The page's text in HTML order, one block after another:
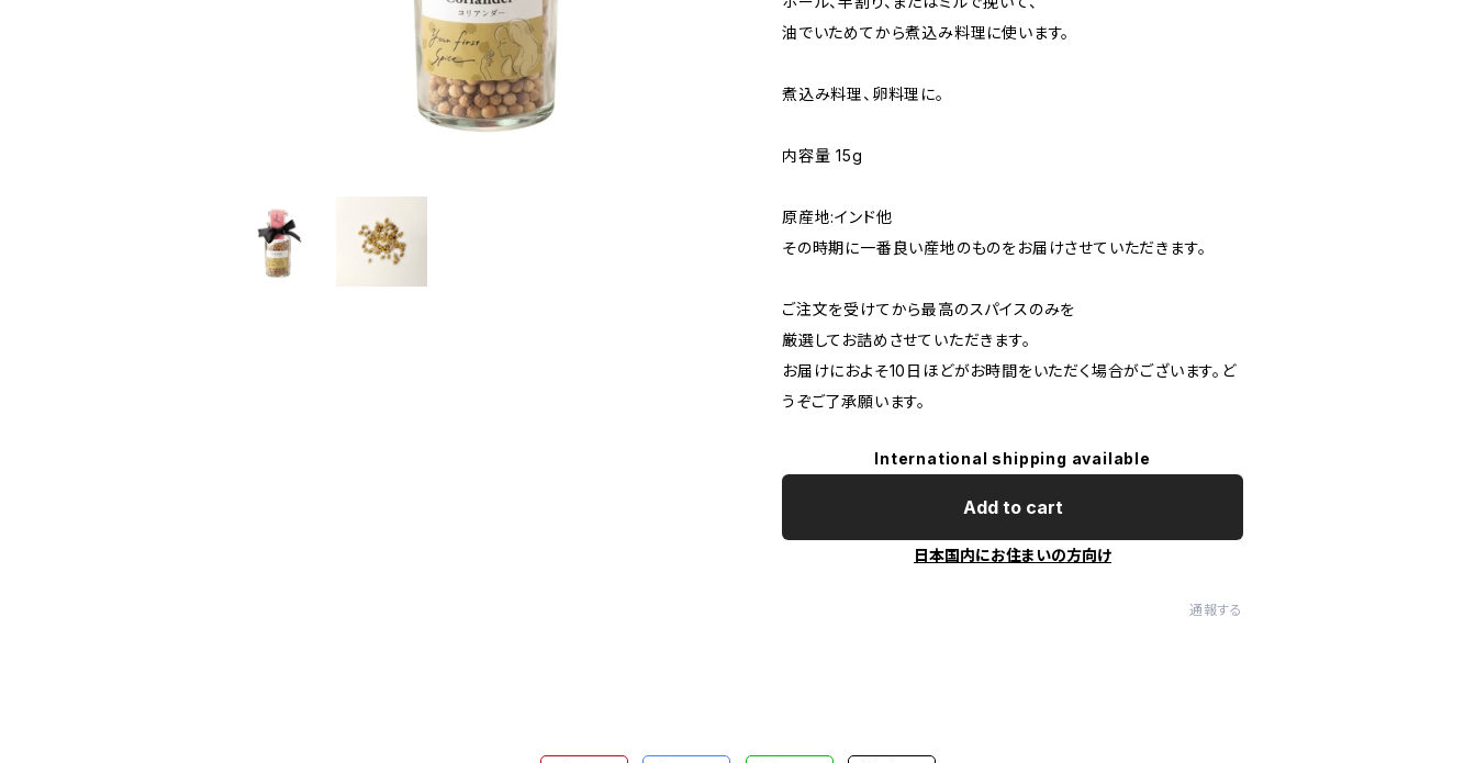
油でいためてから煮込み料理に使います。
煮込み料理、卵料理に。
内容量 15g
原産地:インド他
その時期に一番良い産地のものをお届けさせていただきます。
ご注文を受けてから最高のスパイスのみを
厳選してお詰めさせていただきます。
お届けにおよそ10日ほどがお時間をいただく場合がございます。ど
うぞご了承願います。
International shipping available
Add to cart
日本国内にお住まいの方向け
通報する